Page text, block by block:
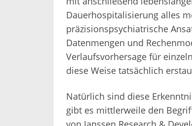
Dauerhospitalisierung alles
präzisionspsychiatrische
Datenmengen und
Verlaufsvorhersage für
diese Weise tatsächlich
Natürlich sind diese
gibt es mittlerweile den